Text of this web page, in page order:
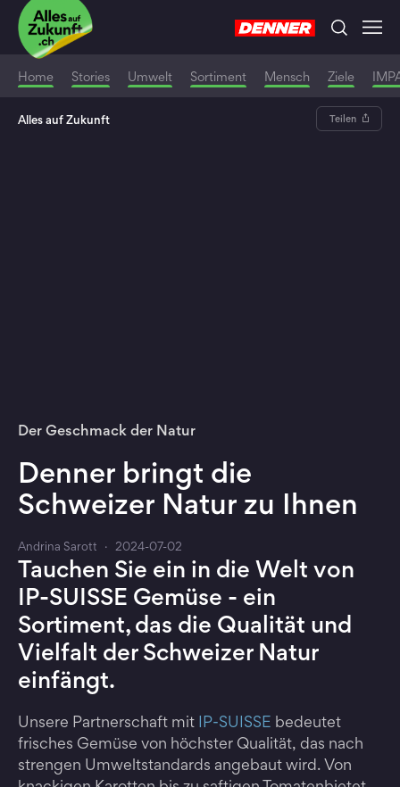
Home Stories Umwelt Sortiment Mensch Ziele
Alles auf Zukunft Teilen
Der Geschmack der Natur
Denner bringt die
Schweizer Natur zu Ihnen
Andrina Sarott · 2024-07-02
Tauchen Sie ein in die Welt von
IP-SUISSE Gemüse - ein
Sortiment, das die Qualität und
Vielfalt der Schweizer Natur
einfängt.
Unsere Partnerschaft mit IP-SUISSE bedeutet
frisches Gemüse von höchster Qualität, das nach
strengen Umweltstandards angebaut wird. Von